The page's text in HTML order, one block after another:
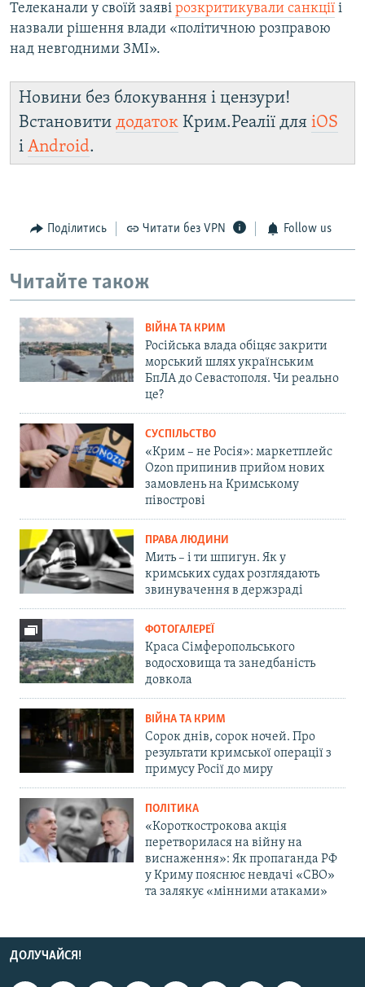
Телеканали у своїй заяві розкритикували санкції і
назвали рішення влади «політичною розправою
над невгодними ЗМІ».
Новини без блокування і цензури!
Встановити додаток Крим.Реалії для iOS
і Android.
Поділитись Читати без VPN Follow us
Читайте також
ВІЙНА ТА КРИМ
Російська влада обіцяє закрити
морський шлях українським
БпЛА до Севастополя. Чи реально
це?
СУСПІЛЬСТВО
«Крим – не Росія»: маркетплейс
Ozon припинив прийом нових
замовлень на Кримському
півострові
ПРАВА ЛЮДИНИ
Мить – і ти шпигун. Як у
кримських судах розглядають
звинувачення в держзраді
ФОТОГАЛЕРЕЇ
Краса Сімферопольського
водосховища та занедбаність
довкола
ВІЙНА ТА КРИМ
Сорок днів, сорок ночей. Про
результати кримської операції з
примусу Росії до миру
ПОЛІТИКА
«Короткострокова акція
перетворилася на війну на
виснаження»: Як пропаганда РФ
у Криму пояснює невдачі «СВО»
та залякує «мінними атаками»
ДОЛУЧАЙСЯ!